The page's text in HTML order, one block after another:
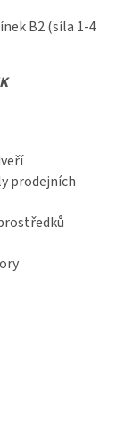
B2 (síla 1-4
prodejních